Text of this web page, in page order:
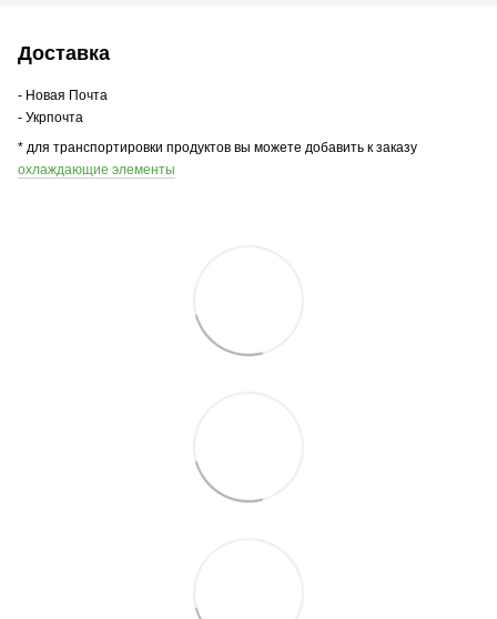
Доставка
- Новая Почта
- Укрпочта
* для транспортировки продуктов вы можете добавить к заказу
охлаждающие элементы